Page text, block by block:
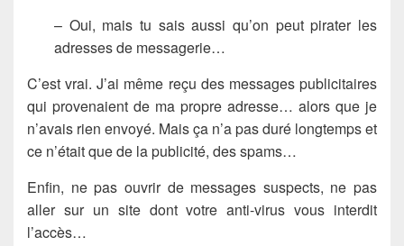
– Oui, mais tu sais aussi qu’on peut pirater les
adresses de messagerie…
C’est vrai. J’ai même reçu des messages publicitaires
qui provenaient de ma propre adresse… alors que je
n’avais rien envoyé. Mais ça n’a pas duré longtemps et
ce n’était que de la publicité, des spams…
Enfin, ne pas ouvrir de messages suspects, ne pas
aller sur un site dont votre anti-virus vous interdit
l’accès…